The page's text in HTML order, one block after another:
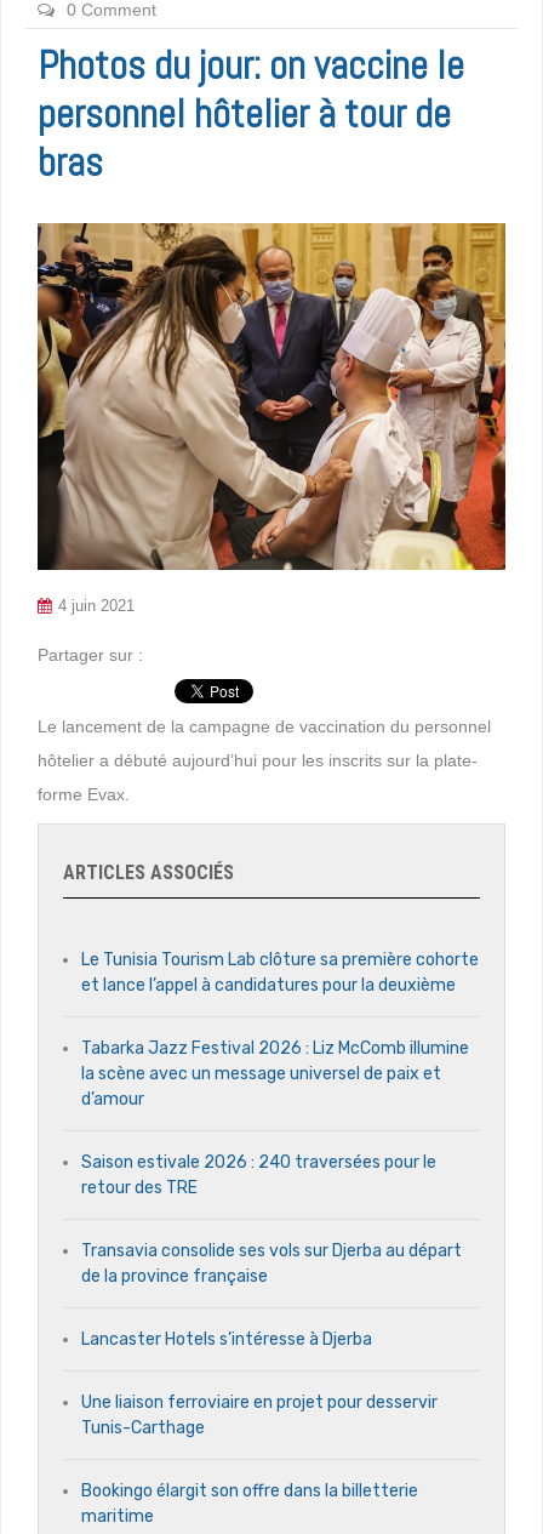
0 Comment
Photos du jour: on vaccine le
personnel hôtelier à tour de
bras
4 juin 2021
Partager sur :
Le lancement de la campagne de vaccination du personnel
hôtelier a débuté aujourd’hui pour les inscrits sur la plate-
forme Evax.
ARTICLES ASSOCIÉS
Le Tunisia Tourism Lab clôture sa première cohorte
et lance l’appel à candidatures pour la deuxième
Tabarka Jazz Festival 2026 : Liz McComb illumine
la scène avec un message universel de paix et
d’amour
Saison estivale 2026 : 240 traversées pour le
retour des TRE
Transavia consolide ses vols sur Djerba au départ
de la province française
Lancaster Hotels s’intéresse à Djerba
Une liaison ferroviaire en projet pour desservir
Tunis-Carthage
Bookingo élargit son offre dans la billetterie
maritime